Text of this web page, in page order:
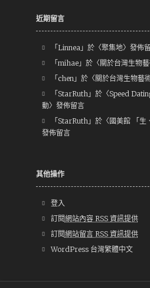
近期留言
「 Linnea」於〈聚集地〉發佈
「 mihae」於〈關於台灣生物
「 chen」於〈關於台灣生物藝
「 StarRuth」於〈Speed
動〉發佈留言
「 StarRuth」於〈國美館 「生
發佈留言
其他操作
登入
訂閱網站內容 RSS 資訊提供
訂閱網站留言 RSS 資訊提供
WordPress 台灣繁體中文